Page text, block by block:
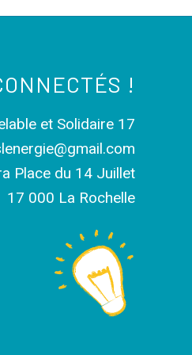
!
et Solidaire 17
Place du 14 Juillet
17 000 La Rochelle